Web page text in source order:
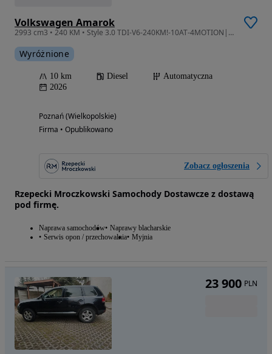
Volkswagen Amarok
2993 cm3 • 240 KM • Style 3.0 TDI-V6-240KM!-10AT-4MOTION|ACC|HAK|MatrixLED|NOWY-2026!
Wyróżnione
10 km Diesel
Automatyczna
2026
Poznań (Wielkopolskie)
Firma • Opublikowano
Zobacz ogłoszenia
Rzepecki Mroczkowski Samochody Dostawcze z dostawą
pod firmę.
Naprawa samochodów Naprawy blacharskie
Serwis opon / przechowalnia Myjnia
23 900 PLN